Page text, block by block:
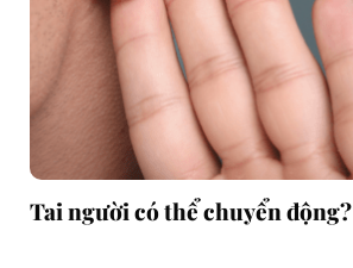
Tai người có thể chuyển động?